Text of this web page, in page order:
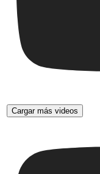
Cargar más videos